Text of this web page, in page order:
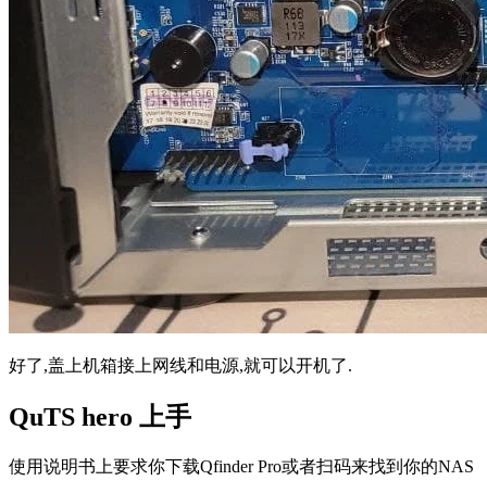
好了,盖上机箱接上网线和电源,就可以开机了.
QuTS hero 上手
使用说明书上要求你下载Qfinder Pro或者扫码来找到你的NAS